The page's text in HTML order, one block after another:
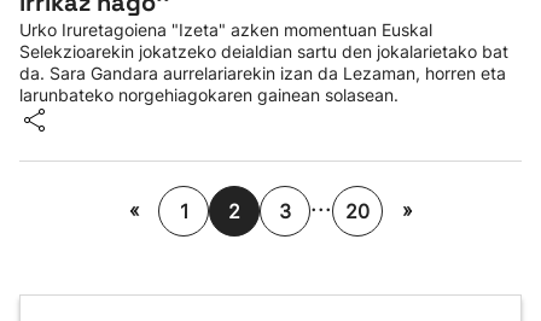
Urko Iruretagoiena "Izeta" azken momentuan Euskal
Selekzioarekin jokatzeko deialdian sartu den jokalarietako bat
da. Sara Gandara aurrelariarekin izan da Lezaman, horren eta
larunbateko norgehiagokaren gainean solasean.
« 1 2 3 ... 20 »